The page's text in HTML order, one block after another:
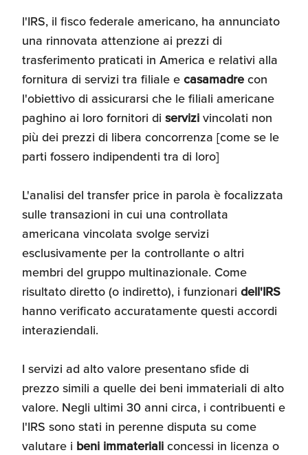
Apertura Ristoranti
negli Stati Uniti
Assicurazioni, Permessi
Ricerca Personale e
Gestione Risorse
Umane
l'IRS, il fisco federale americano, ha annunciato
una rinnovata attenzione ai prezzi di
trasferimento praticati in America e relativi alla
fornitura di servizi tra filiale e casamadre con
l'obiettivo di assicurarsi che le filiali americane
paghino ai loro fornitori di servizi vincolati non
più dei prezzi di libera concorrenza [come se le
parti fossero indipendenti tra di loro]
L'analisi del transfer price in parola è focalizzata
sulle transazioni in cui una controllata
americana vincolata svolge servizi
esclusivamente per la controllante o altri
membri del gruppo multinazionale. Come
risultato diretto (o indiretto), i funzionari dell'IRS
hanno verificato accuratamente questi accordi
interaziendali.
I servizi ad alto valore presentano sfide di
prezzo simili a quelle dei beni immateriali di alto
valore. Negli ultimi 30 anni circa, i contribuenti e
l'IRS sono stati in perenne disputa su come
valutare i beni immateriali concessi in licenza o